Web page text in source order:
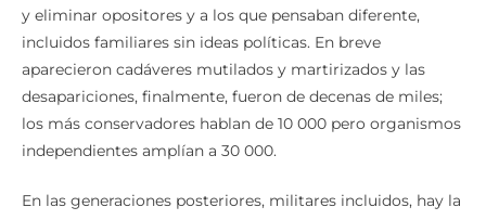
y eliminar opositores y a los que pensaban diferente,
incluidos familiares sin ideas políticas. En breve
aparecieron cadáveres mutilados y martirizados y las
desapariciones, finalmente, fueron de decenas de miles;
los más conservadores hablan de 10 000 pero organismos
independientes amplían a 30 000.
En las generaciones posteriores, militares incluidos, hay la